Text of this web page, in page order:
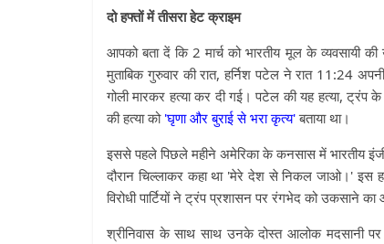
दो हफ्तों में तीसरा हेट क्राइम
आपको बता दें कि 2 मार्च को भारतीय मूल के व्यवसायी
मुताबिक गुरुवार की रात, हर्निश पटेल ने रात 11:24
गोली मारकर हत्या कर दी गई। पटेल की यह हत्या, ट्रंप
की हत्या को 'घृणा और बुराई से भरा कृत्य'बताया था।
इससे पहले पिछले महीने अमेरिका के कनसास में भारतीय
दौरान चिल्लाकर कहा था 'मेरे देश से निकल जाओ।' इस
विरोधी पार्टियों ने ट्रंप प्रशासन पर रंगभेद को उकसाने का
श्रीनिवास के साथ साथ उनके दोस्त आलोक मदसानी